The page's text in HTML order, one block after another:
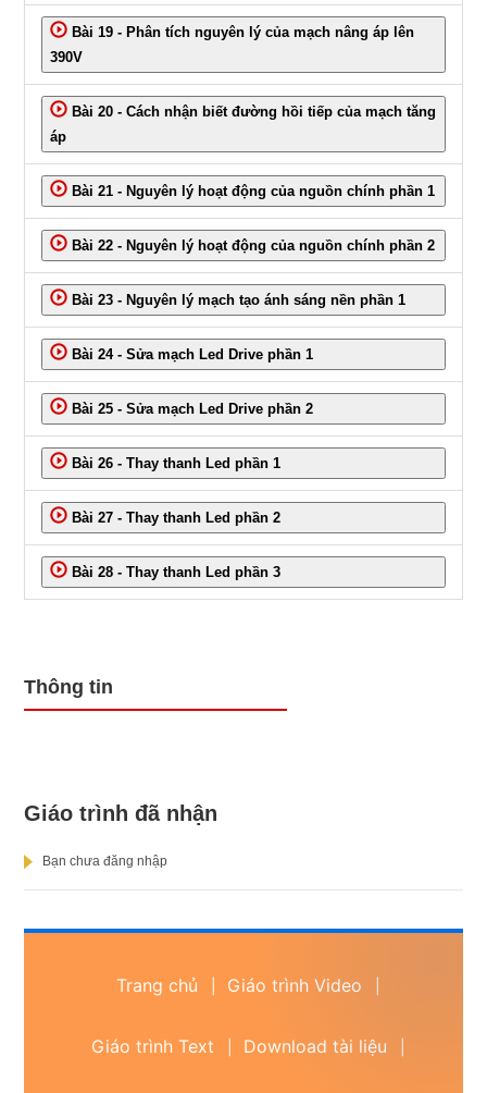
Bài 19 - Phân tích nguyên lý của mạch nâng áp lên
390V
Bài 20 - Cách nhận biết đường hồi tiếp của mạch tăng
áp
Bài 21 - Nguyên lý hoạt động của nguồn chính phần 1
Bài 22 - Nguyên lý hoạt động của nguồn chính phần 2
Bài 23 - Nguyên lý mạch tạo ánh sáng nền phần 1
Bài 24 - Sửa mạch Led Drive phần 1
Bài 25 - Sửa mạch Led Drive phần 2
Bài 26 - Thay thanh Led phần 1
Bài 27 - Thay thanh Led phần 2
Bài 28 - Thay thanh Led phần 3
Thông tin
Giáo trình đã nhận
Bạn chưa đăng nhập
Trang chủ Giáo trình Video
Giáo trình Text Download tài liệu